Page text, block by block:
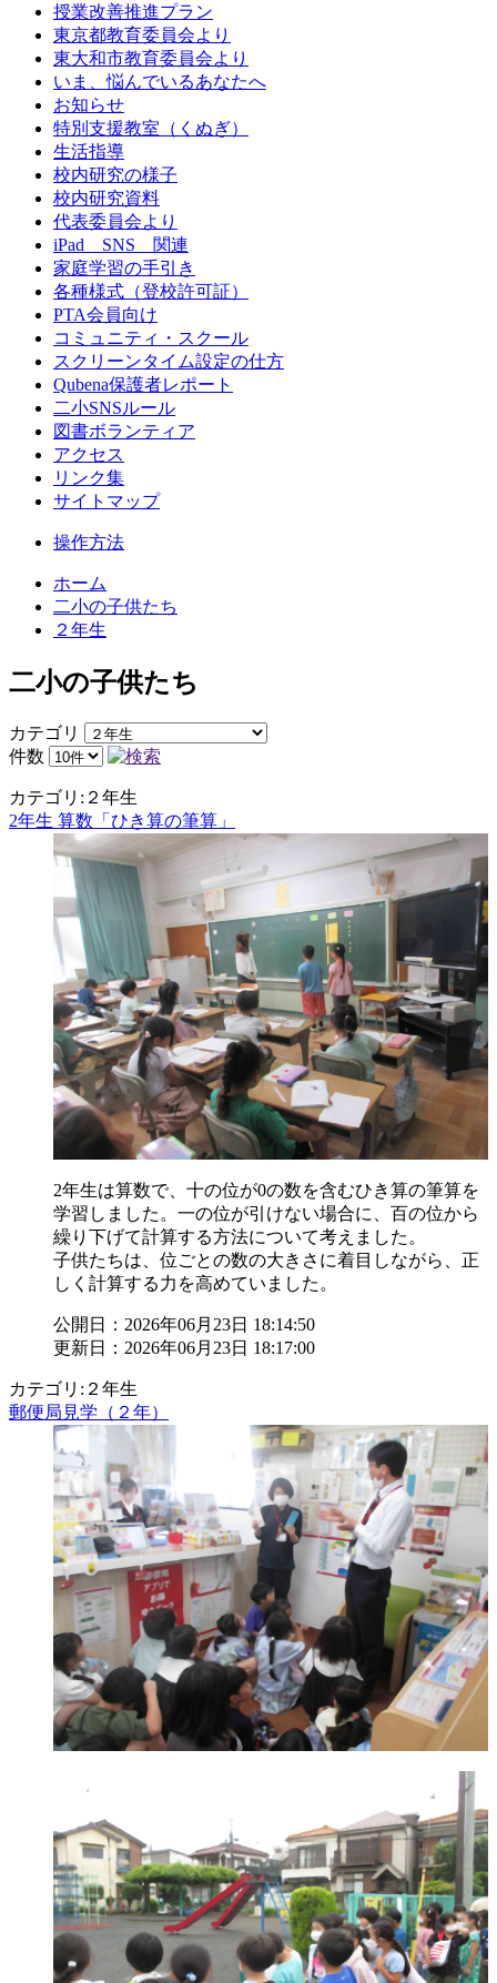
授業改善推進プラン
東京都教育委員会より
東大和市教育委員会より
いま、悩んでいるあなたへ
お知らせ
特別支援教室（くぬぎ）
生活指導
校内研究の様子
校内研究資料
代表委員会より
iPad SNS 関連
家庭学習の手引き
各種様式（登校許可証）
PTA会員向け
コミュニティ・スクール
スクリーンタイム設定の仕方
Qubena保護者レポート
二小SNSルール
図書ボランティア
アクセス
リンク集
サイトマップ
操作方法
ホーム
二小の子供たち
２年生
二小の子供たち
カテゴリ
件数
カテゴリ:２年生
2年生 算数「ひき算の筆算」
2年生は算数で、十の位が0の数を含むひき算の筆算を
学習しました。一の位が引けない場合に、百の位から
繰り下げて計算する方法について考えました。
子供たちは、位ごとの数の大きさに着目しながら、正
しく計算する力を高めていました。
公開日：2026年06月23日 18:14:50
更新日：2026年06月23日 18:17:00
カテゴリ:２年生
郵便局見学（２年）